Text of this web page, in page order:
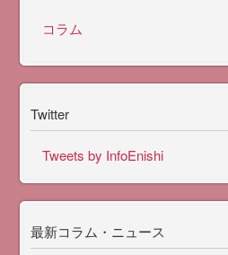
コラム
Twitter
Tweets by InfoEnishi
最新コラム・ニュース